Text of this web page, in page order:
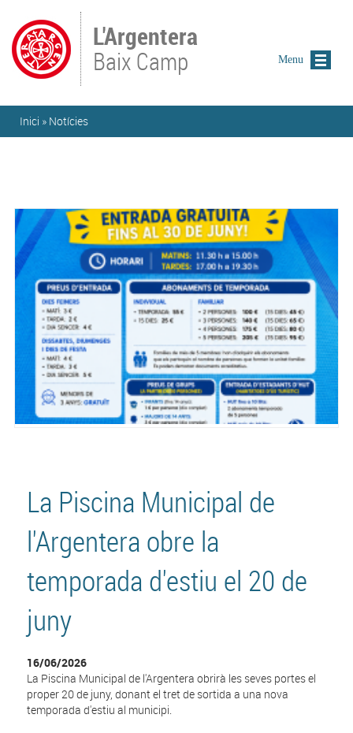
L'Argentera
Baix Camp
Esteu aquí
Inici » Notícies
La Piscina Municipal de
l'Argentera obre la
temporada d'estiu el 20 de
juny
16/06/2026
La Piscina Municipal de l'Argentera obrirà les seves portes el
proper 20 de juny, donant el tret de sortida a una nova
temporada d'estiu al municipi.
Menu